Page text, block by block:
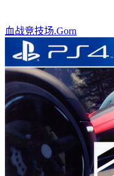
血战竞技场.Gorn